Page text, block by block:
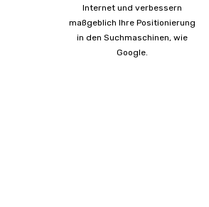
Internet und verbessern
maßgeblich Ihre Positionierung
in den Suchmaschinen, wie
Google.